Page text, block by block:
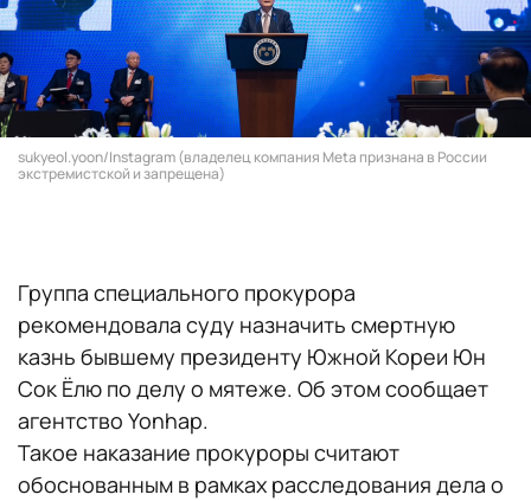
sukyeol.yoon/Instagram (владелец компания Meta признана в России
экстремистской и запрещена)
Группа специального прокурора
рекомендовала суду назначить смертную
казнь бывшему президенту Южной Кореи Юн
Сок Ёлю по делу о мятеже. Об этом сообщает
агентство Yonhap.
Такое наказание прокуроры считают
обоснованным в рамках расследования дела о